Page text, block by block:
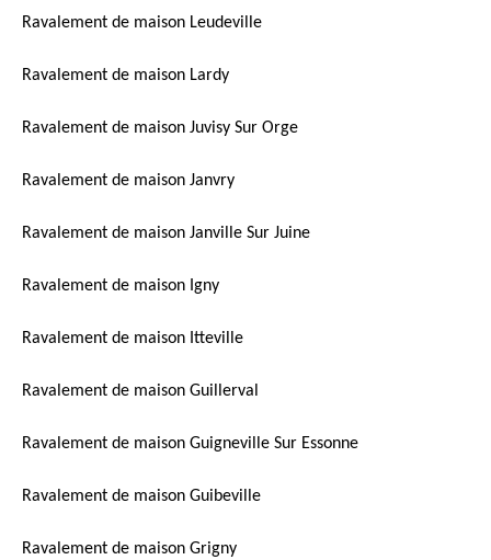
Ravalement de maison Leudeville
Ravalement de maison Lardy
Ravalement de maison Juvisy Sur Orge
Ravalement de maison Janvry
Ravalement de maison Janville Sur Juine
Ravalement de maison Igny
Ravalement de maison Itteville
Ravalement de maison Guillerval
Ravalement de maison Guigneville Sur Essonne
Ravalement de maison Guibeville
Ravalement de maison Grigny